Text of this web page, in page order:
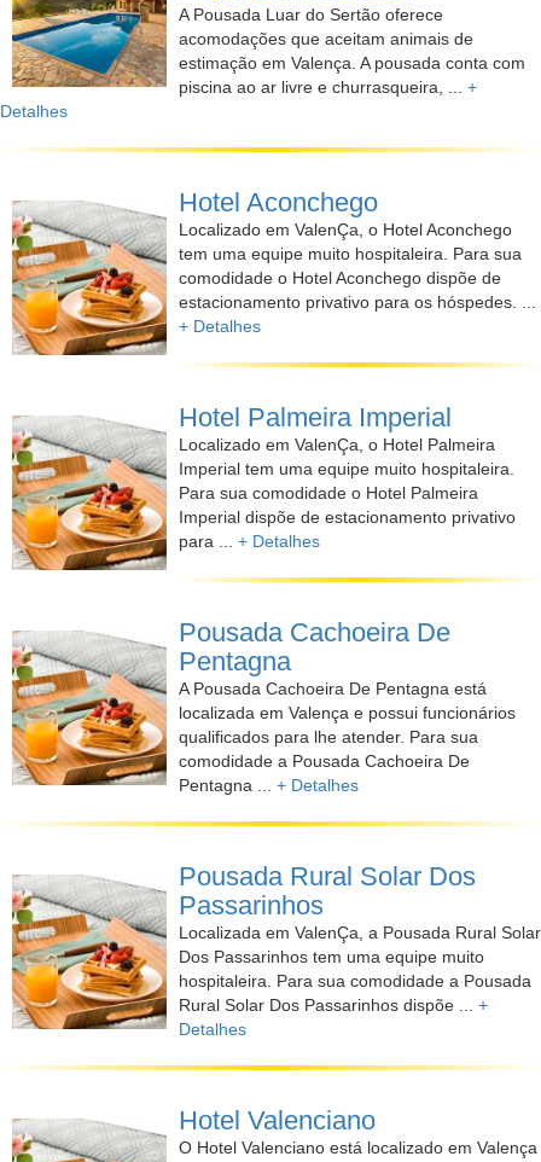
A Pousada Luar do Sertão oferece
acomodações que aceitam animais de
estimação em Valença. A pousada conta com
piscina ao ar livre e churrasqueira, ... +
Detalhes
Hotel Aconchego
Localizado em ValenÇa, o Hotel Aconchego
tem uma equipe muito hospitaleira. Para sua
comodidade o Hotel Aconchego dispõe de
estacionamento privativo para os hóspedes. ...
+ Detalhes
Hotel Palmeira Imperial
Localizado em ValenÇa, o Hotel Palmeira
Imperial tem uma equipe muito hospitaleira.
Para sua comodidade o Hotel Palmeira
Imperial dispõe de estacionamento privativo
para ... + Detalhes
Pousada Cachoeira De
Pentagna
A Pousada Cachoeira De Pentagna está
localizada em Valença e possui funcionários
qualificados para lhe atender. Para sua
comodidade a Pousada Cachoeira De
Pentagna ... + Detalhes
Pousada Rural Solar Dos
Passarinhos
Localizada em ValenÇa, a Pousada Rural Solar
Dos Passarinhos tem uma equipe muito
hospitaleira. Para sua comodidade a Pousada
Rural Solar Dos Passarinhos dispõe ... +
Detalhes
Hotel Valenciano
O Hotel Valenciano está localizado em Valença